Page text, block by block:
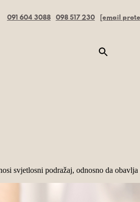
091 604 3088 098 517 230 [email
svjetlosni podražaj, odnosno da